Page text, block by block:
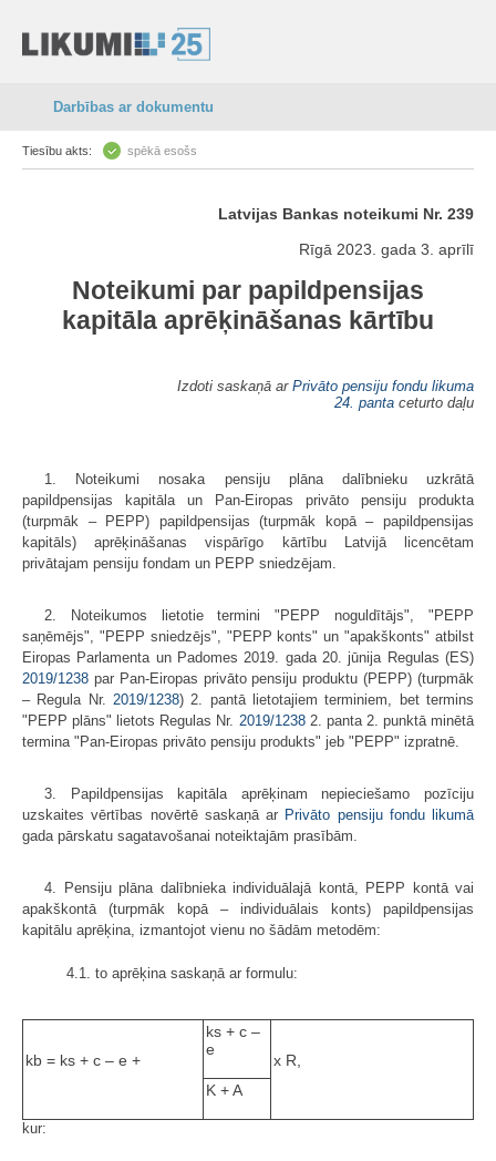
Darbības ar dokumentu
Tiesību akts: spēkā esošs
Latvijas Bankas noteikumi Nr. 239
Rīgā 2023. gada 3. aprīlī
Noteikumi par papildpensijas
kapitāla aprēķināšanas kārtību
Izdoti saskaņā ar Privāto pensiju fondu likuma
24. panta ceturto daļu
1. Noteikumi nosaka pensiju plāna dalībnieku uzkrātā
papildpensijas kapitāla un Pan-Eiropas privāto pensiju produkta
(turpmāk – PEPP) papildpensijas (turpmāk kopā – papildpensijas
kapitāls) aprēķināšanas vispārīgo kārtību Latvijā licencētam
privātajam pensiju fondam un PEPP sniedzējam.
2. Noteikumos lietotie termini "PEPP noguldītājs", "PEPP
saņēmējs", "PEPP sniedzējs", "PEPP konts" un "apakškonts" atbilst
Eiropas Parlamenta un Padomes 2019. gada 20. jūnija Regulas (ES)
2019/1238 par Pan-Eiropas privāto pensiju produktu (PEPP) (turpmāk
– Regula Nr. 2019/1238) 2. pantā lietotajiem terminiem, bet termins
"PEPP plāns" lietots Regulas Nr. 2019/12382. panta 2. punktā minētā
termina "Pan-Eiropas privāto pensiju produkts" jeb "PEPP" izpratnē.
3. Papildpensijas kapitāla aprēķinam nepieciešamo pozīciju
uzskaites vērtības novērtē saskaņā ar Privāto pensiju fondu likumā
gada pārskatu sagatavošanai noteiktajām prasībām.
4. Pensiju plāna dalībnieka individuālajā kontā, PEPP kontā vai
apakškontā (turpmāk kopā – individuālais konts) papildpensijas
kapitālu aprēķina, izmantojot vienu no šādām metodēm:
4.1. to aprēķina saskaņā ar formulu:
kb = ks + c – e +
ks + c –
e
x R,
K + A
kur: